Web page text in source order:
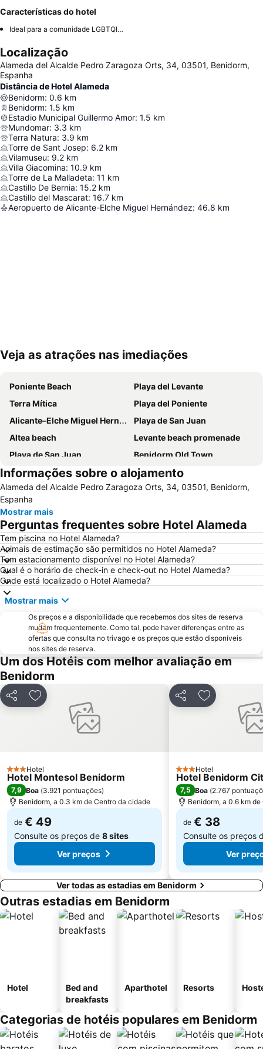
Características do hotel
Ideal para a comunidade LGBTQIA+
Localização
Alameda del Alcalde Pedro Zaragoza Orts, 34, 03501, Benidorm,
Espanha
Distância de Hotel Alameda
Benidorm: 0.6 km
Benidorm: 1.5 km
Estadio Municipal Guillermo Amor: 1.5 km
Mundomar: 3.3 km
Terra Natura: 3.9 km
Torre de Sant Josep: 6.2 km
Vilamuseu: 9.2 km
Villa Giacomina: 10.9 km
Torre de La Malladeta: 11 km
Castillo De Bernia: 15.2 km
Castillo del Mascarat: 16.7 km
Aeropuerto de Alicante-Elche Miguel Hernández: 46.8 km
Ampliar mapa
Veja as atrações nas imediações
Poniente Beach
Playa del Levante
Terra Mítica
Playa del Poniente
Alicante–Elche Miguel Hernández Airport
Playa de San Juan
Altea beach
Levante beach promenade
Playa de San Juan
Benidorm Old Town
Benidorm Palace
Playa Arenal-Bol
El Postiguet
Estación de autobuses
Centro
Marina de Alicante
Levante o La Fossa
Festilandia
Platja de La Cala de Finestrat
Playa de la Ermita
Avenida Jaime I
Aqua Natura
Centro
Cala Granadella
Raco de Loix
Estación de Autobuses de Alicante
Ermita de Sanz
Torrellano
Parc d'Elx
Campoamor
Marina de Denia
Guardamar
Cala Mal Pas
Plaza de Toros de Alicante
Arenals del Sol
Estación de tren FGV
Terra Natura
Informações sobre o alojamento
Alameda del Alcalde Pedro Zaragoza Orts, 34, 03501, Benidorm,
Espanha
Mostrar mais
Perguntas frequentes sobre Hotel Alameda
Tem piscina no Hotel Alameda?
Animais de estimação são permitidos no Hotel Alameda?
Tem estacionamento disponível no Hotel Alameda?
Qual é o horário de check-in e check-out no Hotel Alameda?
Onde está localizado o Hotel Alameda?
Mostrar mais
Os preços e a disponibilidade que recebemos dos sites de reserva
mudam frequentemente. Como tal, pode haver diferenças entre as
ofertas que consulta no trivago e os preços que estão disponíveis
nos sites de reserva.
Um dos Hotéis com melhor avaliação em
Benidorm
PartilharAdicionar aos favoritos
3 Estrelas
Hotel
Hotel Montesol Benidorm
7,9 Boa (3.921 pontuações)
Benidorm, a 0.3 km de Centro da cidade
de € 49
Consulte os preços de 8 sites
Ver preços
PartilharAdicionar
3 Estrelas
Hotel
Hotel Benidorm
7,5 Boa (2.767
Benidorm, a 0.6 km
de € 38
Consulte os preços
Ver
Ver todas as estadias em Benidorm
Outras estadias em Benidorm
Hotel
Bed and
breakfasts
Aparthotel Resorts
Categorias de hotéis populares em Benidorm